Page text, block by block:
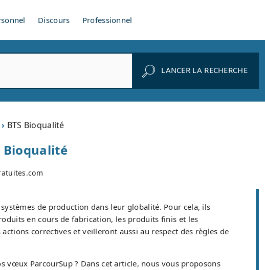
Discours Professionnel
LANCER LA RECHERCHE
BTS Bioqualité
Bioqualité
de production dans leur globalité. Pour cela, ils
en cours de fabrication, les produits finis et les
correctives et veilleront aussi au respect des règles de
ParcourSup ? Dans cet article, nous vous proposons